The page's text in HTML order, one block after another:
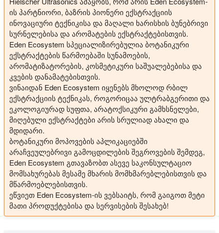
ის პარტნიორი, ბაზრის პიონერი ექსტრაქციის
ინოვაციური ტექნიკისა და მაღალი ხარისხის ბუნებრივი
სურნელებისა და არომატების ექსტრაქტებისთვის.
Eden Ecosystem სპეციალიზირებულია ბოტანიკური
ექსტრაქტების წარმოებაში სუნამოების,
არომატიზატორების, კოსმეტიკური საშუალებებისა და
კვების დანამატებისთვის.
ვინაიდან Eden Ecosystem იყენებს მხოლოდ რბილ
ექსტრაქციის ტექნიკას, როგორიცაა ულტრაბგერითი და
ეკოლოგიურად სუფთა, არატოქსიკური გამხსნელები,
მიღებული ექსტრაქტები არის სრულიად ახალი და
მდიდარი.
ბოტანიკური მოპოვების აპლიკაციებში
არაჩვეულებრივი გამოცდილების შეგროვების შემდეგ,
Eden Ecosystem გთავაზობთ ასევე საკონსულტაციო
მომსახურებას მესამე მხარის მომხმარებლებისთვის და
მწარმოებლებისთვის.
ეწვიეთ Eden Ecosystem-ის ვებსაიტს, რომ გაიგოთ მეტი
მათი პროდუქტებისა და სერვისების შესახებ!